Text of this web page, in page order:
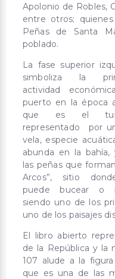
Apolonio de Robles,
entre otros;
Peñas de Santa
poblado.
La fase superior
simboliza la
actividad
puerto en la época
que es el
representado por
vela, especie
abunda en la bahía,
las peñas que
Arcos”, sitio
puede bucear o
siendo uno de los
uno de los paisajes
El libro abierto
de la República y la
107 alude a la
que es una de las